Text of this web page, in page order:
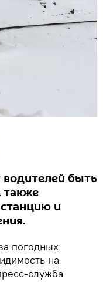
быть
также
и
погодных
на
служба